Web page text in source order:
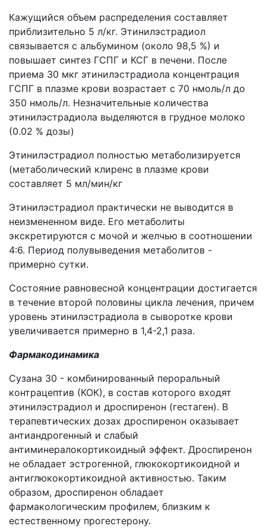
Кажущийся объем распределения составляет
приблизительно 5 л/кг. Этинилэстрадиол
связывается с альбумином (около 98,5 %) и
повышает синтез ГСПГ и КСГ в печени. После
приема 30 мкг этинилэстрадиола концентрация
ГСПГ в плазме крови возрастает с 70 нмоль/л до
350 нмоль/л. Незначительные количества
этинилэстрадиола выделяются в грудное молоко
(0.02 % дозы)
Этинилэстрадиол полностью метаболизируется
(метаболический клиренс в плазме крови
составляет 5 мл/мин/кг
Этинилэстрадиол практически не выводится в
неизмененном виде. Его метаболиты
экскретируются с мочой и желчью в соотношении
4:6. Период полувыведения метаболитов -
примерно сутки.
Состояние равновесной концентрации достигается
в течение второй половины цикла лечения, причем
уровень этинилэстрадиола в сыворотке крови
увеличивается примерно в 1,4-2,1 раза.
Фармакодинамика
Сузана 30 - комбинированный пероральный
контрацептив (КОК), в состав которого входят
этинилэстрадиол и дроспиренон (гестаген). В
терапевтических дозах дроспиренон оказывает
антиандрогенный и слабый
антиминералокортикоидный эффект. Дроспиренон
не обладает эстрогенной, глюкокортикоидной и
антиглюкокортикоидной активностью. Таким
образом, дроспиренон обладает
фармакологическим профилем, близким к
естественному прогестерону.